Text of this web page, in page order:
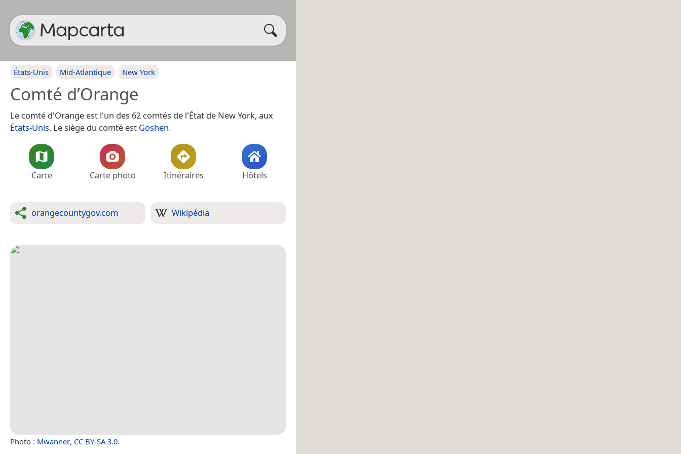
États-Unis Mid-Atlantique New York
Comté d’Orange
Le comté d'Orange est l'un des 62 comtés de l'État de New York, aux
États-Unis. Le siège du comté est Goshen.
Carte Carte photo Itinéraires Hôtels
orangecountygov.com Wikipédia
Photo : Mwanner, CC BY-SA 3.0.